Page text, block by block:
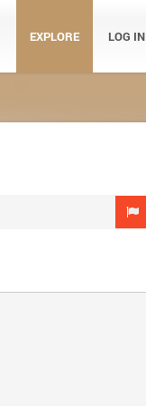
EXPLORE LOG IN